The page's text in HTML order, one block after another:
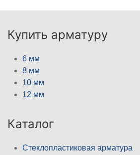
Купить арматуру
6 мм
8 мм
10 мм
12 мм
Каталог
Стеклопластиковая арматура